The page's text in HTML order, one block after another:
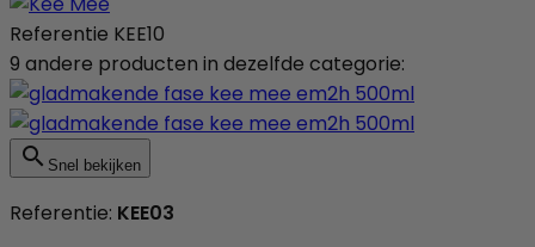
Referentie KEE10
9 andere producten in dezelfde categorie:
 Snel bekijken
Referentie: KEE03